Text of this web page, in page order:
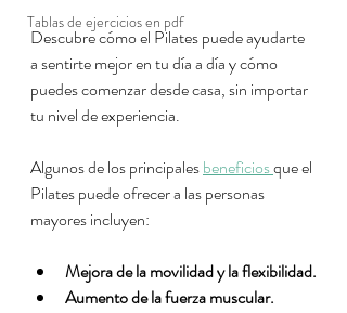
Tablas de ejercicios en pdf
Descubre cómo el Pilates puede ayudarte
a sentirte mejor en tu día a día y cómo
puedes comenzar desde casa, sin importar
tu nivel de experiencia.
Algunos de los principales beneficios que el
Pilates puede ofrecer a las personas
mayores incluyen:
Mejora de la movilidad y la flexibilidad.
Aumento de la fuerza muscular.